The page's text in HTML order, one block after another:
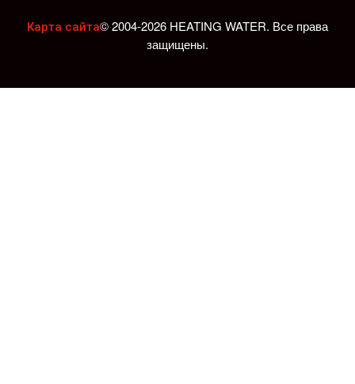
Карта сайта© 2004-2026 HEATING WATER. Все права
защищены.